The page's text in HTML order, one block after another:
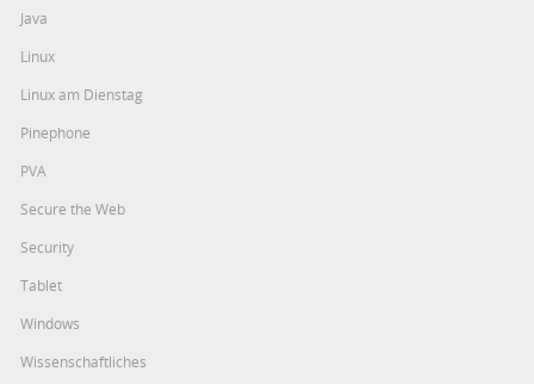
Java
Linux
Linux am Dienstag
Pinephone
PVA
Secure the Web
Security
Tablet
Windows
Wissenschaftliches